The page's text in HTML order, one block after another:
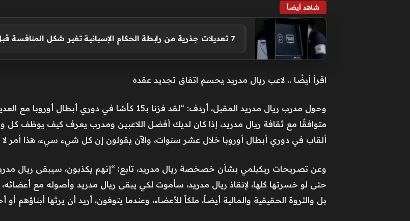
شاهد أيضاً
7 تعديلات جذرية من رابطة الحكام الإسبانية تغير شكل المنافسة قبل انطلاق الموسم
اقرأ أيضًا .. لاعب ريال مدريد يحسم اتفاق تجديد عقده
وحول مدرب ريال مدريد المقبل، أردف: “لقد فزنا بـ15
متوافقًا مع ثقافة ريال مدريد، إذا كان لديك أفضل اللاعبين ومدرب يعرف كيف يوظف كل
ألقاب في دوري أبطال أوروبا خلال عشر سنوات، والآن يقولون إن كل شيء سيء، هذا أمر
وعن تصريحات ريكيلمي بشأن خصخصة ريال مدريد، تابع: “إنهم يكذبون، سيبقى ريال
حتى لو خسرتها كلها، لإنقاذ ريال مدريد، سأموت لكي يبقى ريال مدريد وأصوله مع أعضائه،
بل والثروة الحقيقية والمالية أيضاً، ملكاً للأعضاء، وعندما يتوفون، أريد أن يرثها أبناؤهم أو